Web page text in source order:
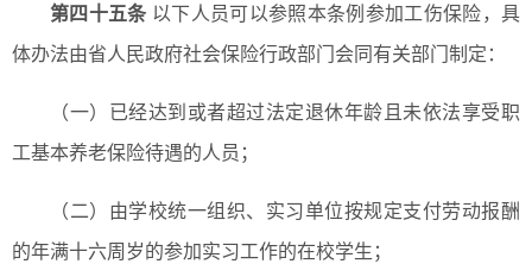
第四十五条 以下人员可以参照本条例参加工伤保险，具
体办法由省人民政府社会保险行政部门会同有关部门制定：
（一）已经达到或者超过法定退休年龄且未依法享受职
工基本养老保险待遇的人员；
（二）由学校统一组织、实习单位按规定支付劳动报酬
的年满十六周岁的参加实习工作的在校学生；